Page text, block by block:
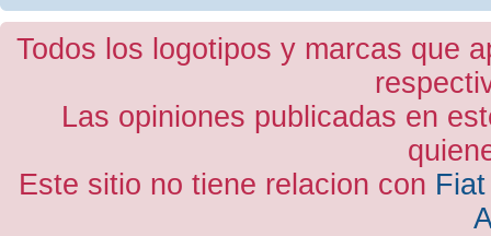
Todos los logotipos y marcas que
Las opiniones publicadas en
Este sitio no tiene relacion con